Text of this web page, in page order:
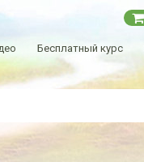
Бесплатный курс